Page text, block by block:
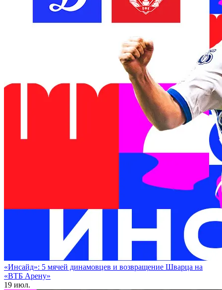
«Инсайд»: 5 мячей динамовцев и возвращение Шварца на
«ВТБ Арену»
19 июл.